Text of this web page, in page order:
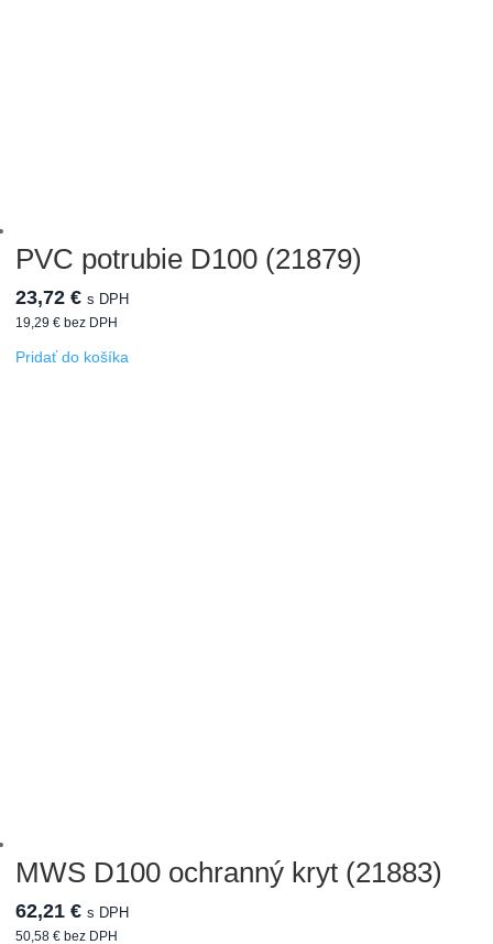
PVC potrubie D100 (21879)
23,72 € s DPH
19,29 € bez DPH
Pridať do košíka
MWS D100 ochranný kryt (21883)
62,21 € s DPH
50,58 € bez DPH